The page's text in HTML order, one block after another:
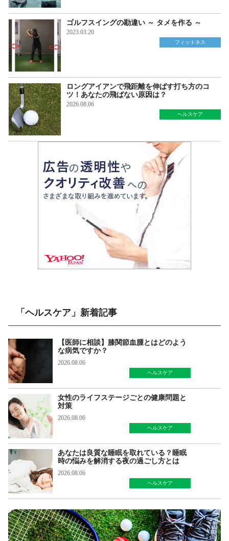
ゴルフスイングの勘違い ～ タメを作る ～
2023.03.20
フィットネス
ロングアイアンで飛距離を伸ばす打ち方のコ
ツ！あなたの飛ばない原因は？
2026.08.06
ヘルスケア
「ヘルスケア」新着記事
【医師に相談】膝関節血腫とはどのよう
な病気ですか？
2026.08.06
ヘルスケア
女性のライフステージごとの健康問題と
対策
2026.08.06
ヘルスケア
あなたは良質な睡眠を取れている？睡眠
時の悩みを解消する夜の過ごし方とは
2026.08.06
ヘルスケア